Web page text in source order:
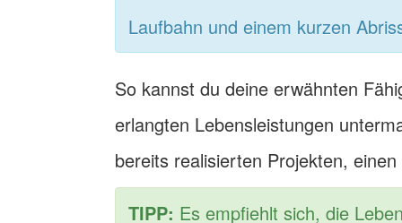
Laufbahn und einem kurzen
So kannst du deine erwähnten
erlangten Lebensleistungen
bereits realisierten Projekten,
TIPP: Es empfiehlt sich, die